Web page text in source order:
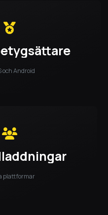
och Android
plattformar